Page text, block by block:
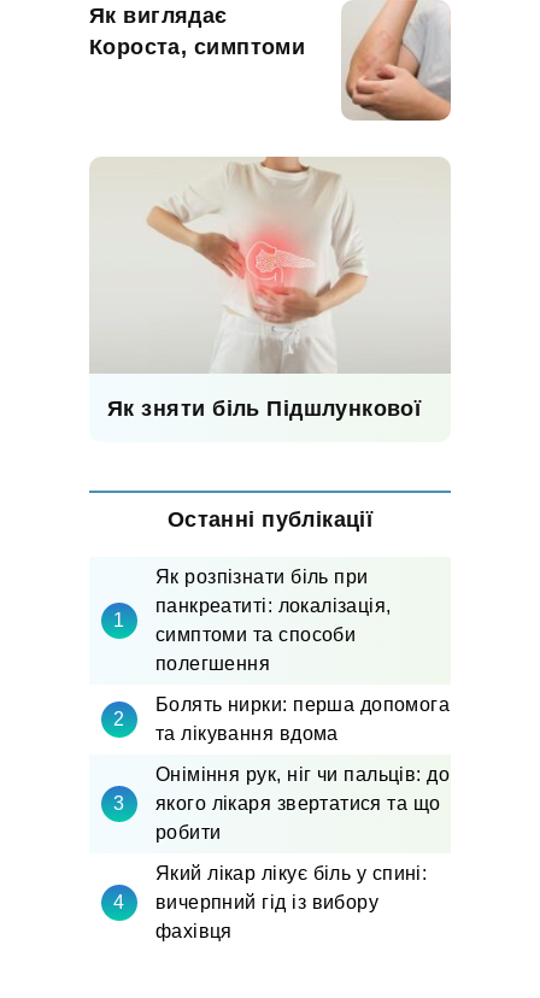
Як виглядає
Короста, симптоми
Як зняти біль Підшлункової
Останні публікації
Як розпізнати біль при
панкреатиті: локалізація,
симптоми та способи
полегшення
Болять нирки: перша допомога
та лікування вдома
Оніміння рук, ніг чи пальців: до
якого лікаря звертатися та що
робити
Який лікар лікує біль у спині:
вичерпний гід із вибору
фахівця